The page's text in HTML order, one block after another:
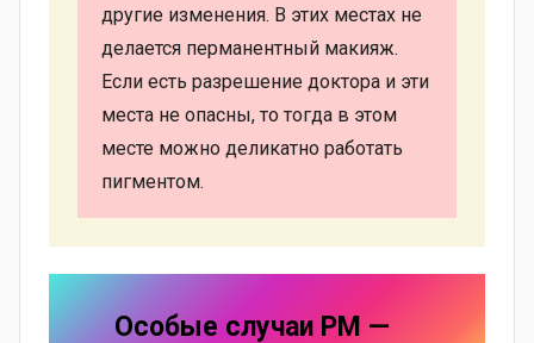
другие изменения. В этих местах не
делается перманентный макияж.
Если есть разрешение доктора и эти
места не опасны, то тогда в этом
месте можно деликатно работать
пигментом.
Особые случаиPM —